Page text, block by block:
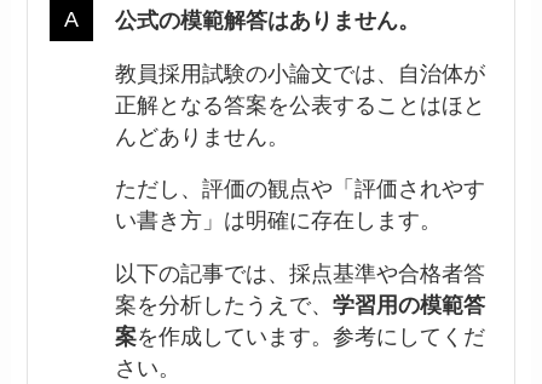
公式の模範解答はありません。
教員採用試験の小論文では、自治体が
正解となる答案を公表することはほと
んどありません。
ただし、評価の観点や「評価されやす
い書き方」は明確に存在します。
以下の記事では、採点基準や合格者答
案を分析したうえで、学習用の模範答
案を作成しています。参考にしてくだ
さい。